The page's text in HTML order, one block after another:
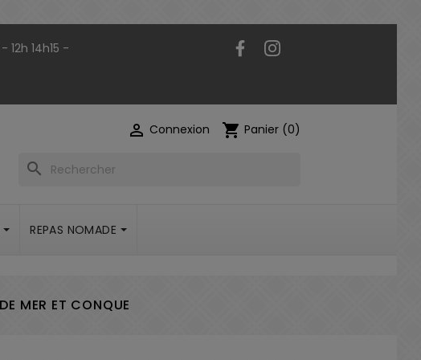
12h 14h15 -
Facebook
 Connexion shopping_cart Panier (0)
search
REPAS NOMADE
MER ET CONQUE